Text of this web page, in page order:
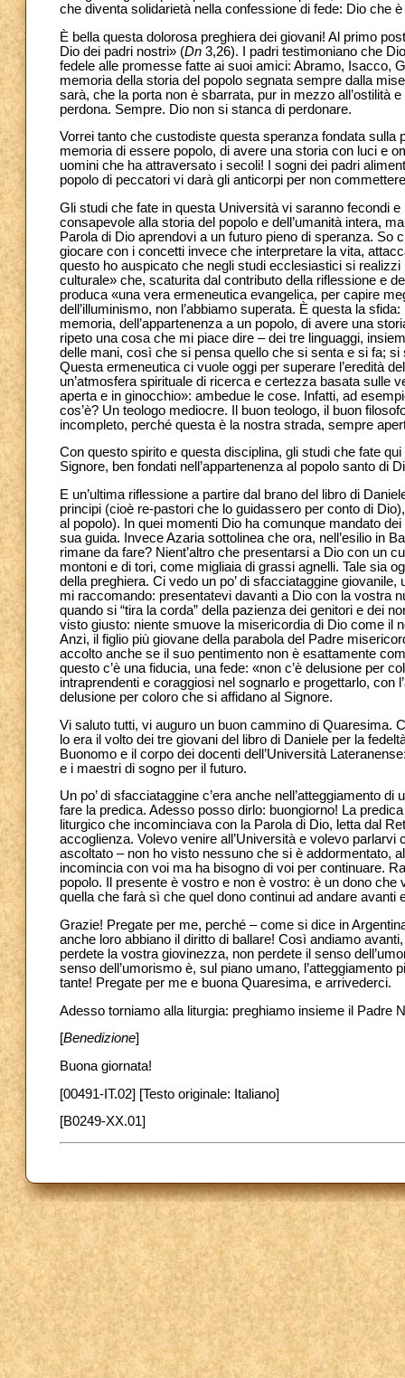
che diventa solidarietà nella confessione di fede: Dio che
È bella questa dolorosa preghiera dei giovani! Al primo
Dio dei padri nostri» (Dn 3,26). I padri testimoniano che
fedele alle promesse fatte ai suoi amici: Abramo, Isacco,
memoria della storia del popolo segnata sempre dalla
sarà, che la porta non è sbarrata, pur in mezzo all’ostilità
perdona. Sempre. Dio non si stanca di perdonare.
Vorrei tanto che custodiste questa speranza fondata
memoria di essere popolo, di avere una storia con luci e
uomini che ha attraversato i secoli! I sogni dei padri
popolo di peccatori vi darà gli anticorpi per non
Gli studi che fate in questa Università vi saranno fecondi
consapevole alla storia del popolo e dell’umanità intera,
Parola di Dio aprendovi a un futuro pieno di speranza.
giocare con i concetti invece che interpretare la vita,
questo ho auspicato che negli studi ecclesiastici si
culturale» che, scaturita dal contributo della riflessione e
produca «una vera ermeneutica evangelica, per capire
dell’illuminismo, non l’abbiamo superata. È questa la
memoria, dell’appartenenza a un popolo, di avere una
ripeto una cosa che mi piace dire – dei tre linguaggi,
delle mani, così che si pensa quello che si senta e si fa;
Questa ermeneutica ci vuole oggi per superare l’eredità
un’atmosfera spirituale di ricerca e certezza basata sulle
aperta e in ginocchio»: ambedue le cose. Infatti, ad
cos’è? Un teologo mediocre. Il buon teologo, il buon
incompleto, perché questa è la nostra strada, sempre
Con questo spirito e questa disciplina, gli studi che fate
Signore, ben fondati nell’appartenenza al popolo santo di
E un’ultima riflessione a partire dal brano del libro di
principi (cioè re-pastori che lo guidassero per conto di
al popolo). In quei momenti Dio ha comunque mandato
sua guida. Invece Azaria sottolinea che ora, nell’esilio in
rimane da fare? Nient’altro che presentarsi a Dio con un
montoni e di tori, come migliaia di grassi agnelli. Tale sia
della preghiera. Ci vedo un po’ di sfacciataggine
mi raccomando: presentatevi davanti a Dio con la vostra
quando si “tira la corda” della pazienza dei genitori e dei
visto giusto: niente smuove la misericordia di Dio come il
Anzi, il figlio più giovane della parabola del Padre
accolto anche se il suo pentimento non è esattamente
questo c’è una fiducia, una fede: «non c’è delusione per
intraprendenti e coraggiosi nel sognarlo e progettarlo, con
delusione per coloro che si affidano al Signore.
Vi saluto tutti, vi auguro un buon cammino di Quaresima.
lo era il volto dei tre giovani del libro di Daniele per la
Buonomo e il corpo dei docenti dell’Università
e i maestri di sogno per il futuro.
Un po’ di sfacciataggine c’era anche nell’atteggiamento
fare la predica. Adesso posso dirlo: buongiorno! La
liturgico che incominciava con la Parola di Dio, letta dal
accoglienza. Volevo venire all’Università e volevo
ascoltato – non ho visto nessuno che si è addormentato,
incomincia con voi ma ha bisogno di voi per continuare.
popolo. Il presente è vostro e non è vostro: è un dono
quella che farà sì che quel dono continui ad andare avanti
Grazie! Pregate per me, perché – come si dice in
anche loro abbiano il diritto di ballare! Così andiamo
perdete la vostra giovinezza, non perdete il senso
senso dell’umorismo è, sul piano umano,
tante! Pregate per me e buona Quaresima, e arrivederci.
Adesso torniamo alla liturgia: preghiamo insieme il Padre
[Benedizione]
Buona giornata!
[00491-IT.02] [Testo originale: Italiano]
[B0249-XX.01]